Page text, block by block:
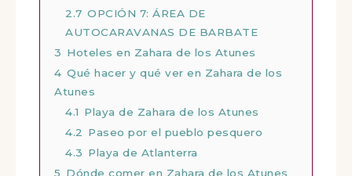
2.7 OPCIÓN 7: ÁREA DE
AUTOCARAVANAS DE BARBATE
3 Hoteles en Zahara de los Atunes
4 Qué hacer y qué ver en Zahara de los
Atunes
4.1 Playa de Zahara de los Atunes
4.2
Paseo por el pueblo pesquero
4.3 Playa de Atlanterra
5 Dónde comer en Zahara de los Atunes